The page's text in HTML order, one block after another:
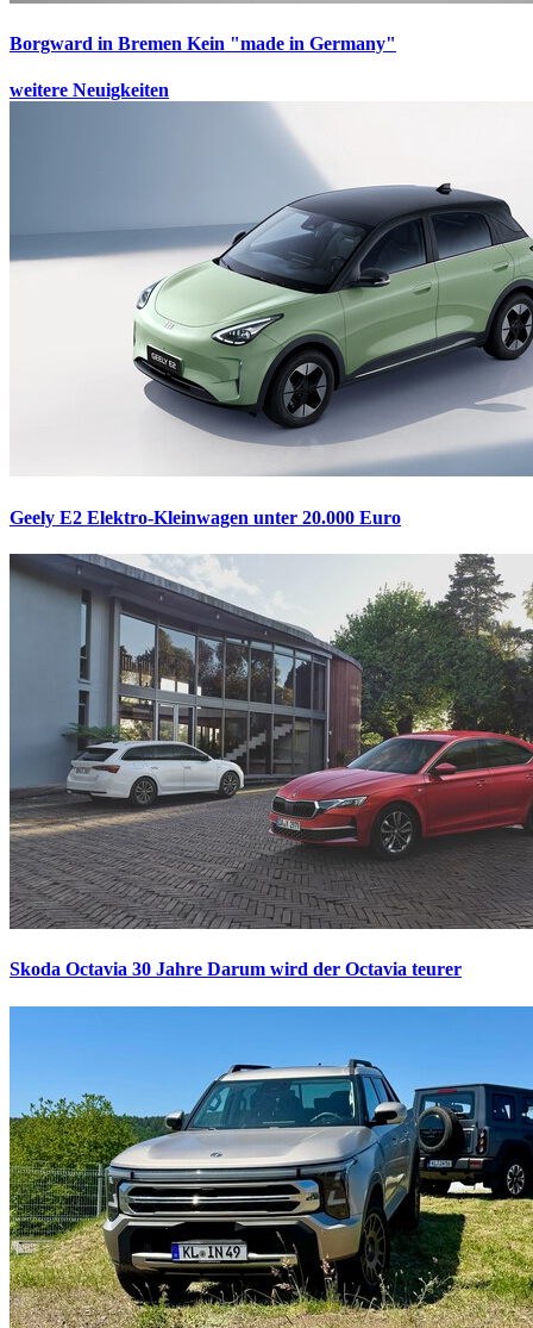
Borgward in Bremen Kein "made in Germany"
weitere Neuigkeiten
Geely E2 Elektro-Kleinwagen unter 20.000 Euro
Skoda Octavia 30 Jahre Darum wird der Octavia teurer